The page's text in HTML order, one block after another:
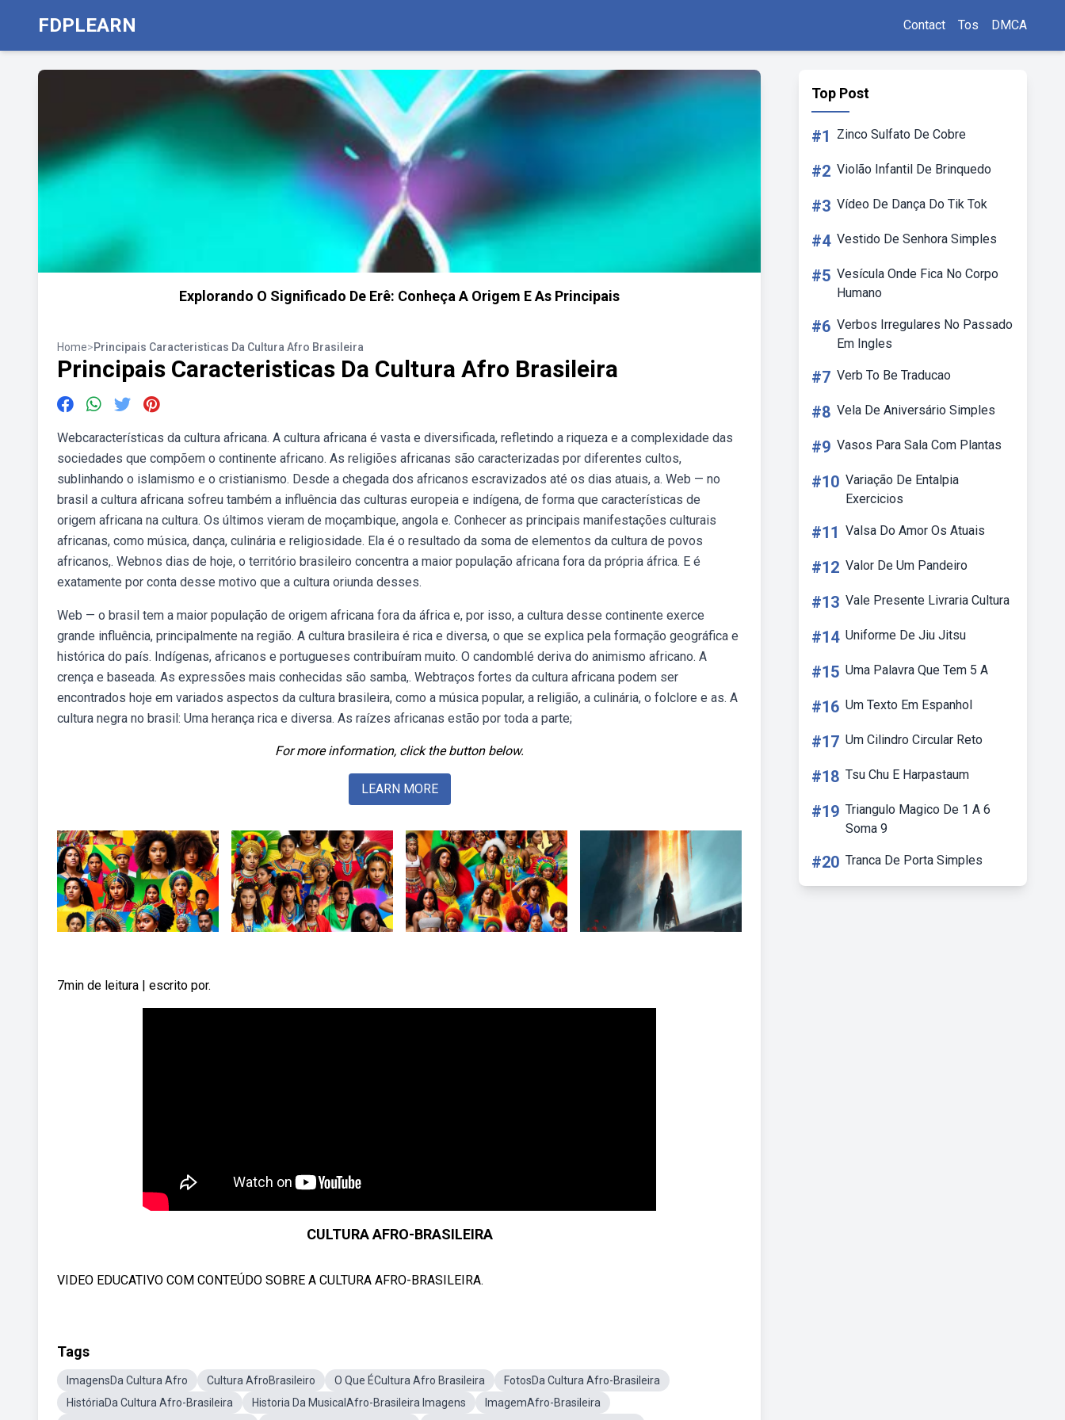
FDPLEARN Contact Tos DMCA
Explorando O Significado De Erê: Conheça A Origem E As Principais
Home>Principais Caracteristicas Da Cultura Afro Brasileira
Principais Caracteristicas Da Cultura Afro Brasileira
Webcaracterísticas da cultura africana. A cultura africana é vasta e diversificada, refletindo a riqueza e a complexidade das
sociedades que compõem o continente africano. As religiões africanas são caracterizadas por diferentes cultos,
sublinhando o islamismo e o cristianismo. Desde a chegada dos africanos escravizados até os dias atuais, a. Web — no
brasil a cultura africana sofreu também a influência das culturas europeia e indígena, de forma que características de
origem africana na cultura. Os últimos vieram de moçambique, angola e. Conhecer as principais manifestações culturais
africanas, como música, dança, culinária e religiosidade. Ela é o resultado da soma de elementos da cultura de povos
africanos,. Webnos dias de hoje, o território brasileiro concentra a maior população africana fora da própria áfrica. E é
exatamente por conta desse motivo que a cultura oriunda desses.
Web — o brasil tem a maior população de origem africana fora da áfrica e, por isso, a cultura desse continente exerce
grande influência, principalmente na região. A cultura brasileira é rica e diversa, o que se explica pela formação geográfica e
histórica do país. Indígenas, africanos e portugueses contribuíram muito. O candomblé deriva do animismo africano. A
crença e baseada. As expressões mais conhecidas são samba,. Webtraços fortes da cultura africana podem ser
encontrados hoje em variados aspectos da cultura brasileira, como a música popular, a religião, a culinária, o folclore e as. A
cultura negra no brasil: Uma herança rica e diversa. As raízes africanas estão por toda a parte;
For more information, click the button below.
LEARN MORE
7min de leitura | escrito por.
CULTURA AFRO-BRASILEIRA
VIDEO EDUCATIVO COM CONTEÚDO SOBRE A CULTURA AFRO-BRASILEIRA.
Tags
ImagensDa Cultura Afro Cultura AfroBrasileiro O Que ÉCultura Afro Brasileira
FotosDa Cultura Afro-Brasileira
HistóriaDa Cultura Afro-Brasileira
Historia Da MusicalAfro-Brasileira Imagens
ImagemAfro-Brasileira
Top Post
#1 Zinco Sulfato De Cobre
#2 Violão Infantil De Brinquedo
#3 Vídeo De Dança Do Tik Tok
#4 Vestido De Senhora Simples
#5 Vesícula Onde Fica No Corpo
Humano
#6 Verbos Irregulares No Passado
Em Ingles
#7 Verb To Be Traducao
#8 Vela De Aniversário Simples
#9 Vasos Para Sala Com Plantas
#10 Variação De Entalpia
Exercicios
#11 Valsa Do Amor Os Atuais
#12 Valor De Um Pandeiro
#13 Vale Presente Livraria Cultura
#14 Uniforme De Jiu Jitsu
#15 Uma Palavra Que Tem 5 A
#16 Um Texto Em Espanhol
#17 Um Cilindro Circular Reto
#18 Tsu Chu E Harpastaum
#19 Triangulo Magico De 1 A 6
Soma 9
#20 Tranca De Porta Simples